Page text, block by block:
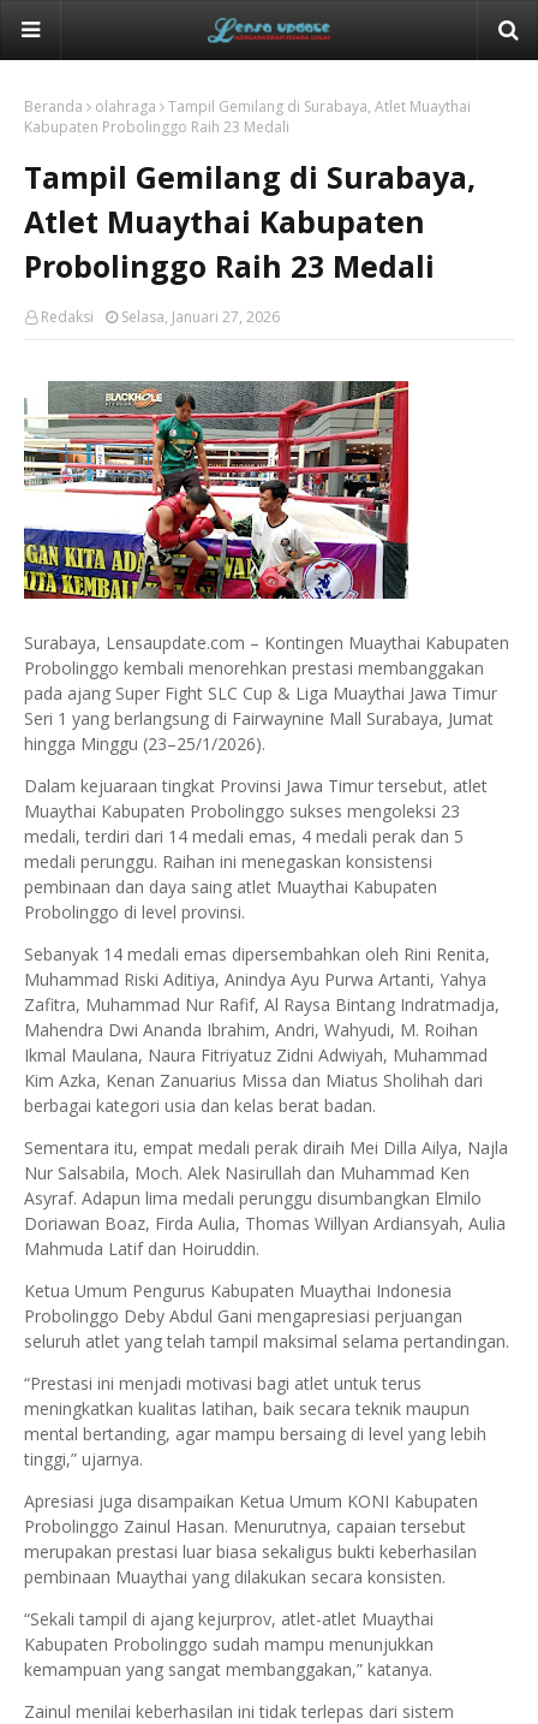
Beranda olahraga
Tampil Gemilang di Surabaya, Atlet Muaythai
Kabupaten Probolinggo Raih 23 Medali
Tampil Gemilang di Surabaya,
Atlet Muaythai Kabupaten
Probolinggo Raih 23 Medali
Redaksi Selasa, Januari 27, 2026
Surabaya, Lensaupdate.com – Kontingen Muaythai Kabupaten
Probolinggo kembali menorehkan prestasi membanggakan
pada ajang Super Fight SLC Cup & Liga Muaythai Jawa Timur
Seri 1 yang berlangsung di Fairwaynine Mall Surabaya, Jumat
hingga Minggu (23–25/1/2026).
Dalam kejuaraan tingkat Provinsi Jawa Timur tersebut, atlet
Muaythai Kabupaten Probolinggo sukses mengoleksi 23
medali, terdiri dari 14 medali emas, 4 medali perak dan 5
medali perunggu. Raihan ini menegaskan konsistensi
pembinaan dan daya saing atlet Muaythai Kabupaten
Probolinggo di level provinsi.
Sebanyak 14 medali emas dipersembahkan oleh Rini Renita,
Muhammad Riski Aditiya, Anindya Ayu Purwa Artanti, Yahya
Zafitra, Muhammad Nur Rafif, Al Raysa Bintang Indratmadja,
Mahendra Dwi Ananda Ibrahim, Andri, Wahyudi, M. Roihan
Ikmal Maulana, Naura Fitriyatuz Zidni Adwiyah, Muhammad
Kim Azka, Kenan Zanuarius Missa dan Miatus Sholihah dari
berbagai kategori usia dan kelas berat badan.
Sementara itu, empat medali perak diraih Mei Dilla Ailya, Najla
Nur Salsabila, Moch. Alek Nasirullah dan Muhammad Ken
Asyraf. Adapun lima medali perunggu disumbangkan Elmilo
Doriawan Boaz, Firda Aulia, Thomas Willyan Ardiansyah, Aulia
Mahmuda Latif dan Hoiruddin.
Ketua Umum Pengurus Kabupaten Muaythai Indonesia
Probolinggo Deby Abdul Gani mengapresiasi perjuangan
seluruh atlet yang telah tampil maksimal selama pertandingan.
“Prestasi ini menjadi motivasi bagi atlet untuk terus
meningkatkan kualitas latihan, baik secara teknik maupun
mental bertanding, agar mampu bersaing di level yang lebih
tinggi,” ujarnya.
Apresiasi juga disampaikan Ketua Umum KONI Kabupaten
Probolinggo Zainul Hasan. Menurutnya, capaian tersebut
merupakan prestasi luar biasa sekaligus bukti keberhasilan
pembinaan Muaythai yang dilakukan secara konsisten.
“Sekali tampil di ajang kejurprov, atlet-atlet Muaythai
Kabupaten Probolinggo sudah mampu menunjukkan
kemampuan yang sangat membanggakan,” katanya.
Zainul menilai keberhasilan ini tidak terlepas dari sistem